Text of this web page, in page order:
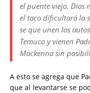
el puente viejo. Dios
el taco dificultará la
se que unen los
Temuco y vienen
Mackenna sin
A esto se agrega que
que al levantarse se